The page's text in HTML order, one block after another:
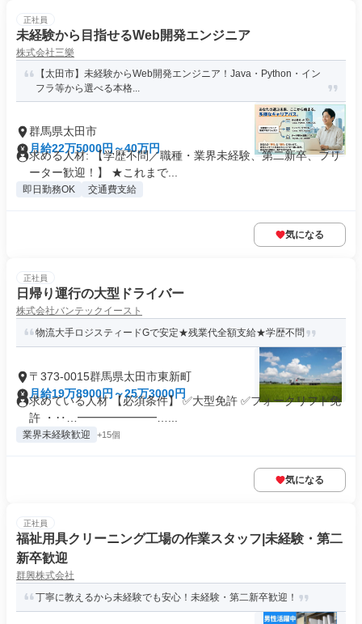
正社員
未経験から目指せるWeb開発エンジニア
株式会社三樂
【太田市】未経験からWeb開発エンジニア！Java・Python・イン
フラ等から選べる本格...
群馬県太田市
月給22万5000円～40万円
求める人材: 【学歴不問／職種・業界未経験、第二新卒、フリ
ーター歓迎！】 ★これまで...
即日勤務OK 交通費支給
気になる
正社員
日帰り運行の大型ドライバー
株式会社バンテックイースト
物流大手ロジスティードGで安定★残業代全額支給★学歴不問
〒373-0015群馬県太田市東新町
月給19万8900円～25万3000円
求めている人材 【必須条件】 ✅大型免許 ✅フォークリフト免
許 ・‥…━━━━━━━…...
業界未経験歓迎 +15個
気になる
正社員
福祉用具クリーニング工場の作業スタッフ|未経験・第二
新卒歓迎
群興株式会社
丁寧に教えるから未経験でも安心！未経験・第二新卒歓迎！